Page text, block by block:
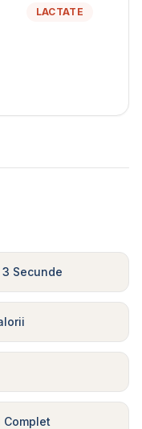
LACTATE
Secunde
Complet